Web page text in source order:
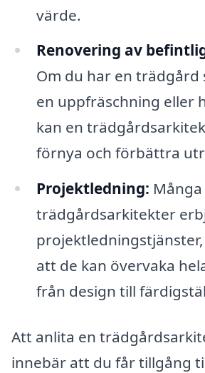
värde.
Renovering av
Om du har en trädgård
en uppfräschning eller
kan en
förnya och förbättra
Projektledning: Många
trädgårdsarkitekter
att de kan övervaka
från design till
Att anlita en
innebär att du får tillgång